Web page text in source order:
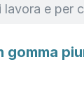
e per
gomma